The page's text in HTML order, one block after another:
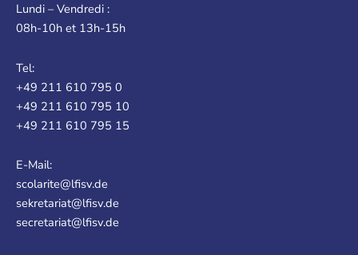
Lundi – Vendredi :
08h-10h et 13h-15h
Tel:
+49 211 610 795 0
+49 211 610 795 10
+49 211 610 795 15
E-Mail:
scolarite@lfisv.de
sekretariat@lfisv.de
secretariat@lfisv.de